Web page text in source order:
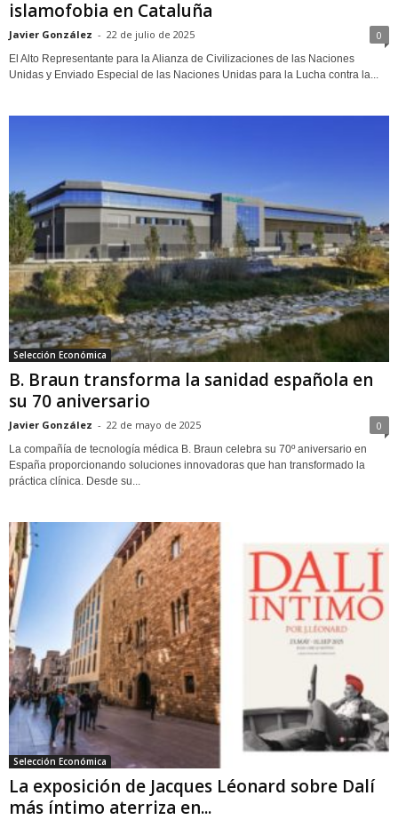
islamofobia en Cataluña
Javier González - 22 de julio de 2025 0
El Alto Representante para la Alianza de Civilizaciones de las Naciones
Unidas y Enviado Especial de las Naciones Unidas para la Lucha contra la...
Selección Económica
B. Braun transforma la sanidad española en
su 70 aniversario
Javier González - 22 de mayo de 2025 0
La compañía de tecnología médica B. Braun celebra su 70º aniversario en
España proporcionando soluciones innovadoras que han transformado la
práctica clínica. Desde su...
Selección Económica
La exposición de Jacques Léonard sobre Dalí
más íntimo aterriza en...